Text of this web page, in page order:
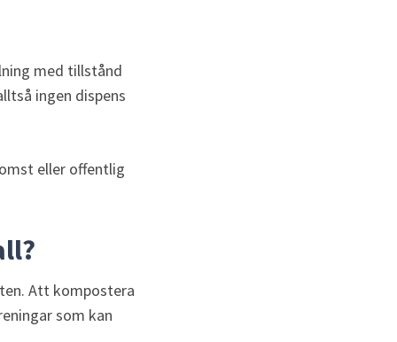
med tillstånd
ingen dispens
eller offentlig
Att kompostera
som kan